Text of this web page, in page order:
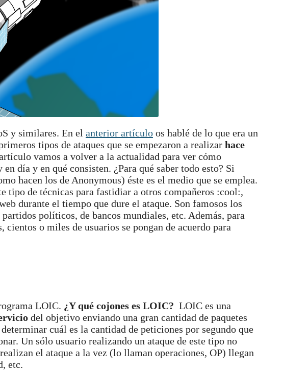
y similares. En el anterior artículo os hablé de lo que era un
tipos de ataques que se empezaron a realizar hace
vamos a volver a la actualidad para ver cómo
día y en qué consisten. ¿Para qué saber todo esto? Si
hacen los de Anonymous) éste es el medio que se emplea.
tipo de técnicas para fastidiar a otros compañeros :cool:,
durante el tiempo que dure el ataque. Son famosos los
políticos, de bancos mundiales, etc. Además, para
cientos o miles de usuarios se pongan de acuerdo para
LOIC. ¿Y qué cojones es LOIC? LOIC es una
del objetivo enviando una gran cantidad de paquetes
cuál es la cantidad de peticiones por segundo que
Un sólo usuario realizando un ataque de este tipo no
el ataque a la vez (lo llaman operaciones, OP) llegan
etc.